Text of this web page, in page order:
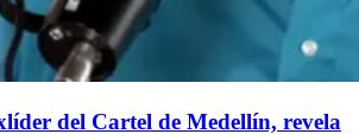
del Cartel de Medellín, revela